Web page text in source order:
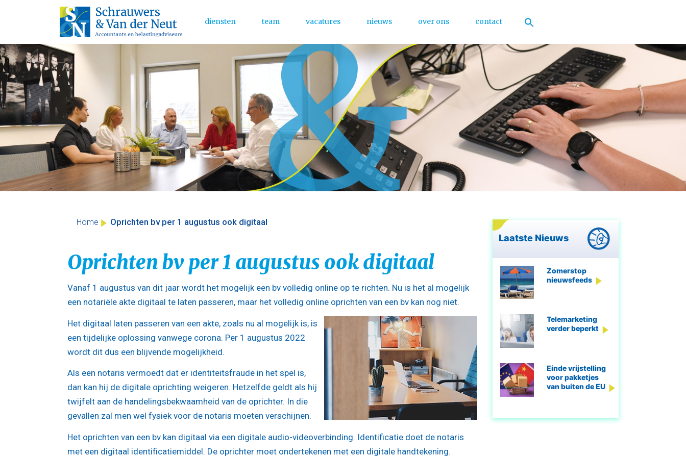
Skip
to
content
Main Menu
diensten team vacatures nieuws over ons contact
Home Oprichten bv per 1 augustus ook digitaal
Oprichten bv per 1 augustus ook digitaal
Vanaf 1 augustus van dit jaar wordt het mogelijk een bv volledig online op te richten. Nu is het al mogelijk
een notariële akte digitaal te laten passeren, maar het volledig online oprichten van een bv kan nog niet.
Het digitaal laten passeren van een akte, zoals nu al mogelijk is, is
een tijdelijke oplossing vanwege corona. Per 1 augustus 2022
wordt dit dus een blijvende mogelijkheid.
Als een notaris vermoedt dat er identiteitsfraude in het spel is,
dan kan hij de digitale oprichting weigeren. Hetzelfde geldt als hij
twijfelt aan de handelingsbekwaamheid van de oprichter. In die
gevallen zal men wel fysiek voor de notaris moeten verschijnen.
Het oprichten van een bv kan digitaal via een digitale audio-videoverbinding. Identificatie doet de notaris
met een digitaal identificatiemiddel. De oprichter moet ondertekenen met een digitale handtekening.
Laatste Nieuws
Zomerstop
nieuwsfeeds
Telemarketing
verder beperkt
Einde vrijstelling
voor pakketjes
van buiten de EU